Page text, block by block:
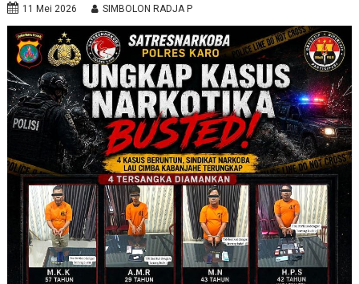
11 Mei 2026 SIMBOLON RADJA P